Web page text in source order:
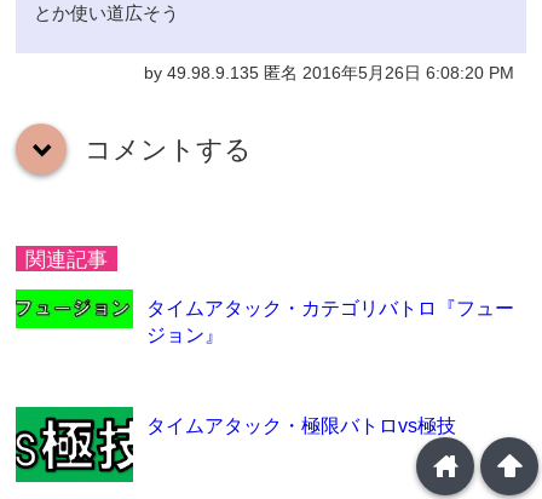
とか使い道広そう
by 49.98.9.135 匿名 2016年5月26日 6:08:20 PM
down コメントする
関連記事
タイムアタック・カテゴリバトロ『フュー
ジョン』
タイムアタック・極限バトロvs極技
arrowup
home